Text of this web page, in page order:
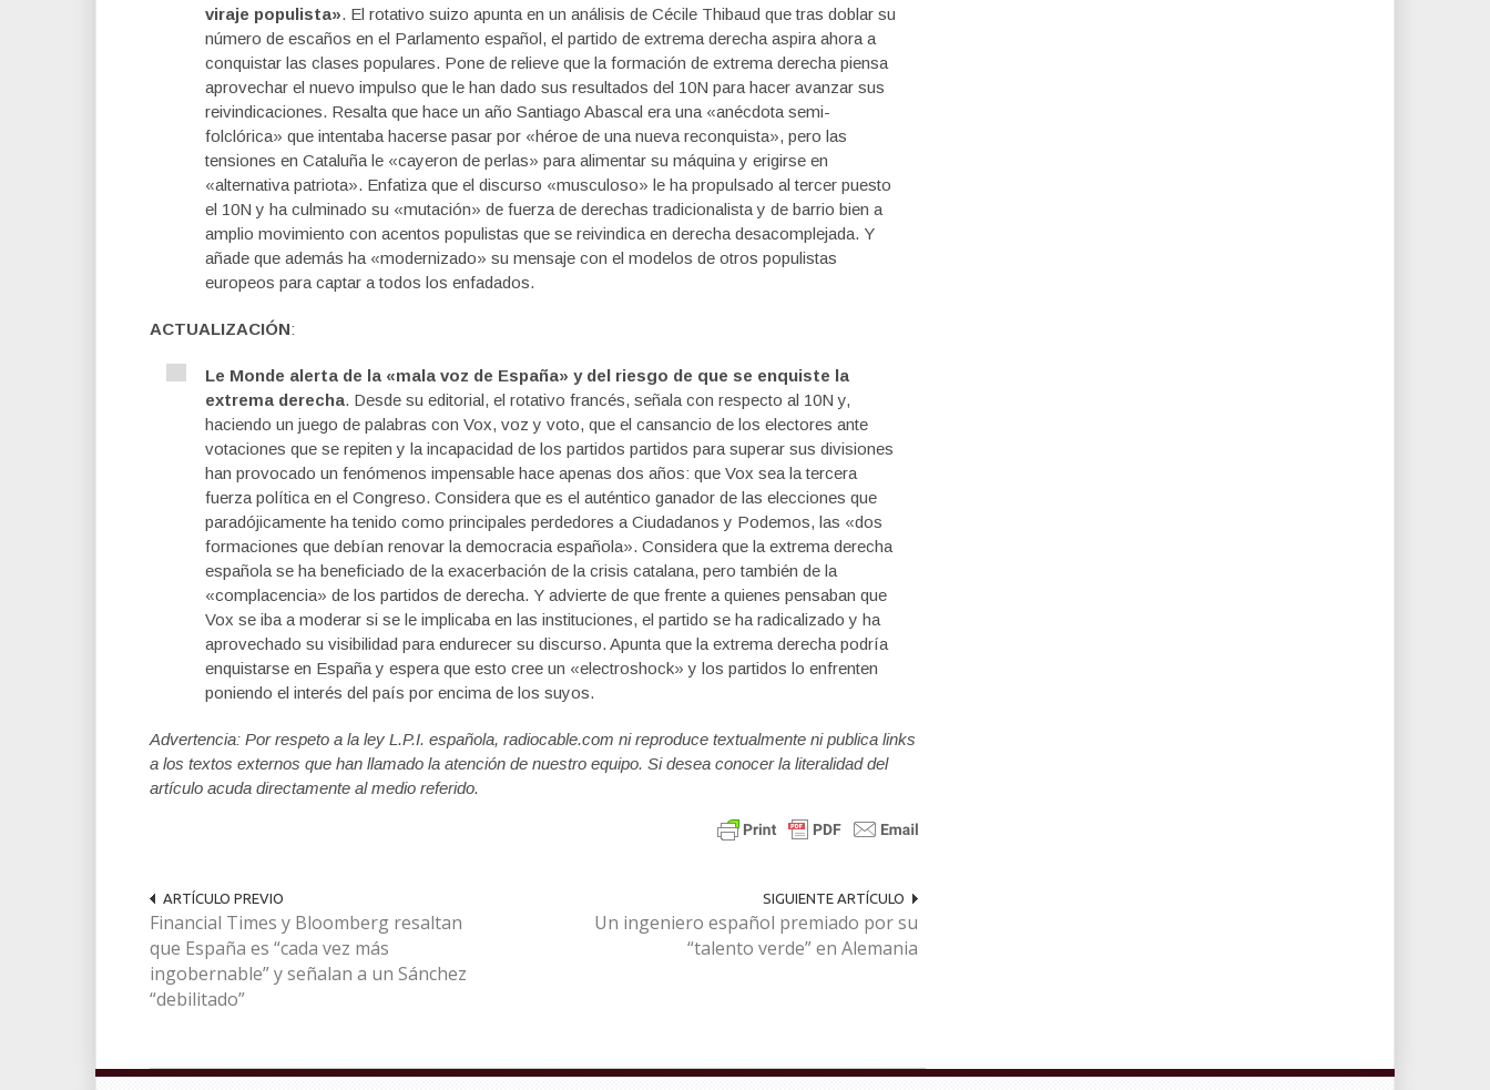
viraje populista». El rotativo suizo apunta en un análisis de Cécile Thibaud que tras doblar su
número de escaños en el Parlamento español, el partido de extrema derecha aspira ahora a
conquistar las clases populares. Pone de relieve que la formación de extrema derecha piensa
aprovechar el nuevo impulso que le han dado sus resultados del 10N para hacer avanzar sus
reivindicaciones. Resalta que hace un año Santiago Abascal era una «anécdota semi-
folclórica» que intentaba hacerse pasar por «héroe de una nueva reconquista», pero las
tensiones en Cataluña le «cayeron de perlas» para alimentar su máquina y erigirse en
«alternativa patriota». Enfatiza que el discurso «musculoso» le ha propulsado al tercer puesto
el 10N y ha culminado su «mutación» de fuerza de derechas tradicionalista y de barrio bien a
amplio movimiento con acentos populistas que se reivindica en derecha desacomplejada. Y
añade que además ha «modernizado» su mensaje con el modelos de otros populistas
europeos para captar a todos los enfadados.
ACTUALIZACIÓN:
Le Monde alerta de la «mala voz de España» y del riesgo de que se enquiste la
extrema derecha. Desde su editorial, el rotativo francés, señala con respecto al 10N y,
haciendo un juego de palabras con Vox, voz y voto, que el cansancio de los electores ante
votaciones que se repiten y la incapacidad de los partidos partidos para superar sus divisiones
han provocado un fenómenos impensable hace apenas dos años: que Vox sea la tercera
fuerza política en el Congreso. Considera que es el auténtico ganador de las elecciones que
paradójicamente ha tenido como principales perdedores a Ciudadanos y Podemos, las «dos
formaciones que debían renovar la democracia española». Considera que la extrema derecha
española se ha beneficiado de la exacerbación de la crisis catalana, pero también de la
«complacencia» de los partidos de derecha. Y advierte de que frente a quienes pensaban que
Vox se iba a moderar si se le implicaba en las instituciones, el partido se ha radicalizado y ha
aprovechado su visibilidad para endurecer su discurso. Apunta que la extrema derecha podría
enquistarse en España y espera que esto cree un «electroshock» y los partidos lo enfrenten
poniendo el interés del país por encima de los suyos.
Advertencia: Por respeto a la ley L.P.I. española, radiocable.com ni reproduce textualmente ni publica links
a los textos externos que han llamado la atención de nuestro equipo. Si desea conocer la literalidad del
artículo acuda directamente al medio referido.
ARTÍCULO PREVIO
Financial Times y Bloomberg resaltan
que España es “cada vez más
ingobernable” y señalan a un Sánchez
“debilitado”
SIGUIENTE ARTÍCULO
Un ingeniero español premiado por su
“talento verde” en Alemania